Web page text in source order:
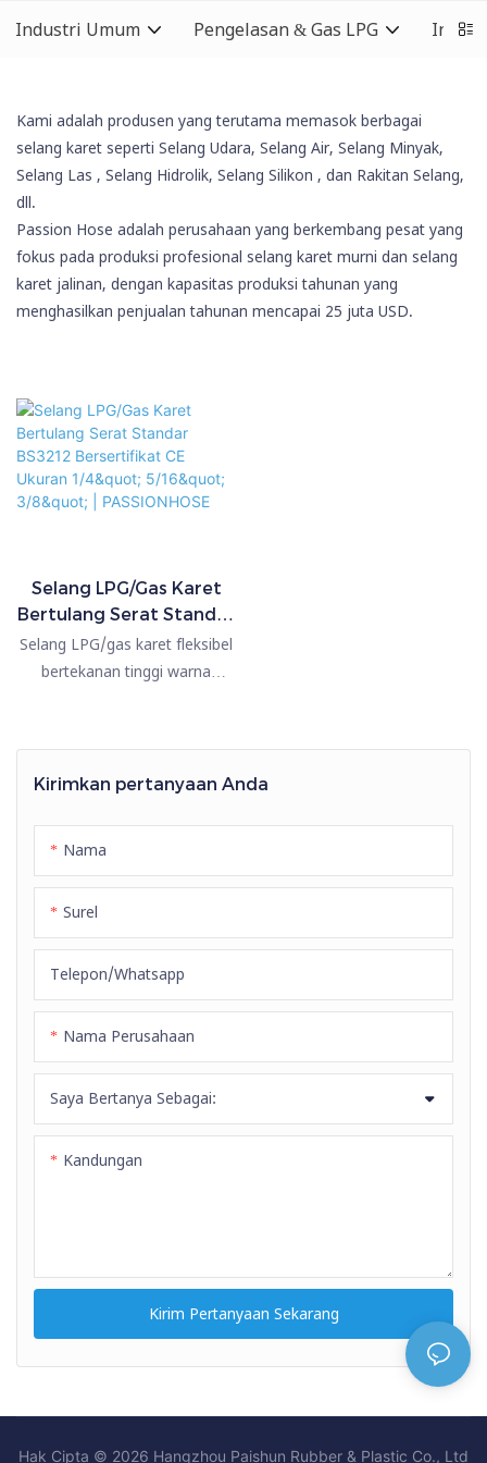
Industri Umum Pengelasan & Gas LPG
Kirimkan pertanyaan Anda
Nama
Surel
Telepon/whatsapp
Nama Perusahaan
Saya Bertanya Sebagai:
Kandungan
Kirim Pertanyaan Sekarang
Kami adalah produsen yang terutama memasok berbagai
selang karet seperti Selang Udara, Selang Air, Selang Minyak,
Selang Las , Selang Hidrolik, Selang Silikon , dan Rakitan Selang,
dll.
Passion Hose adalah perusahaan yang berkembang pesat yang
fokus pada produksi profesional selang karet murni dan selang
karet jalinan, dengan kapasitas produksi tahunan yang
menghasilkan penjualan tahunan mencapai 25 juta USD.
Selang LPG/Gas Karet
Bertulang Serat Standar
BS3212 Bersertifikat CE
Ukuran 1/4" 5/16" 3/8" |
Selang LPG/gas karet fleksibel
bertekanan tinggi warna
PASSIONHOSE memproduksi
selang LPG/gas karet sesuai
dll., kualitasnya sangat tinggi.
Hak Cipta © 2026 Hangzhou Paishun Rubber & Plastic Co., Ltd